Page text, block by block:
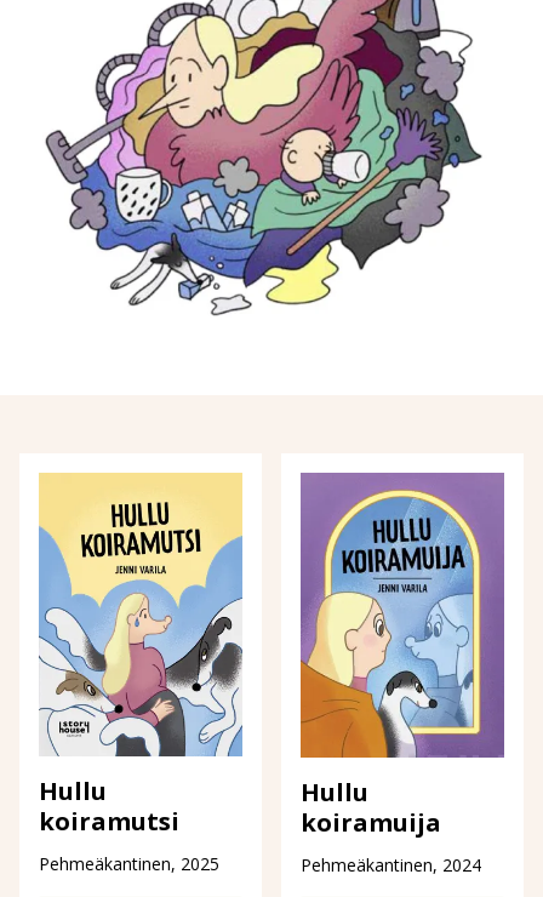
Hullu
koiramutsi
Pehmeäkantinen, 2025
Hullu
koiramuija
Pehmeäkantinen, 2024